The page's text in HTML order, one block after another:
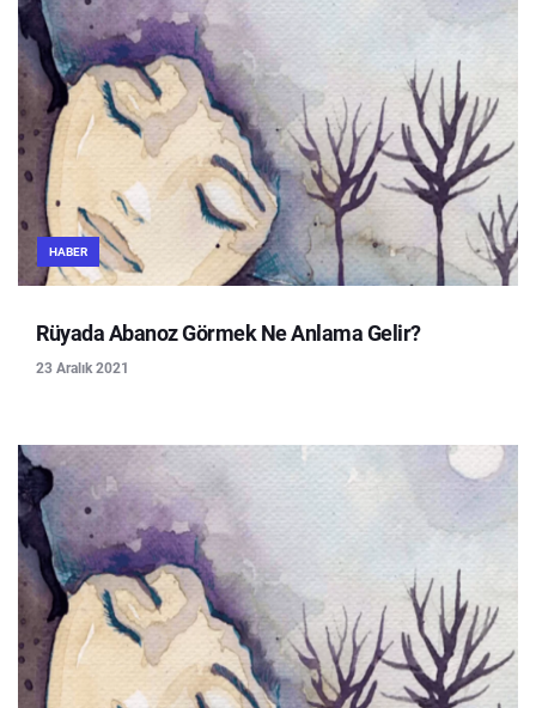
HABER
Rüyada Abanoz Görmek Ne Anlama Gelir?
23 Aralık 2021